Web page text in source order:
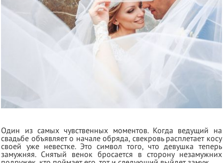
Один из самых чувственных моментов. Когда ведущий на
свадьбе объявляет о начале обряда, свекровь расплетает косу
своей уже невестке. Это символ того, что девушка теперь
замужняя. Снятый венок бросается в сторону незамужних